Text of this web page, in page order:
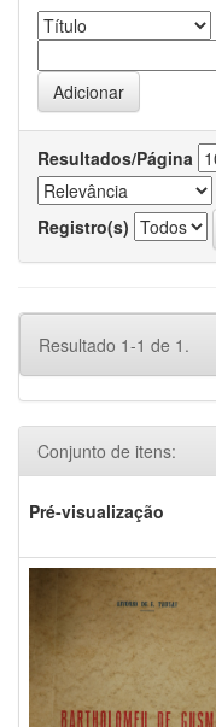
Resultados/Página
Registro(s)
Resultado 1-1 de 1.
Conjunto de itens:
Pré-visualização